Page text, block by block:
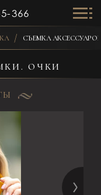
366
СЪЕМКА
ОЧКИ